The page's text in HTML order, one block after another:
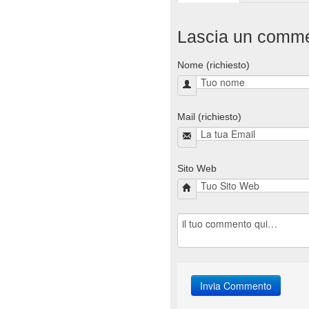
Lascia un
Nome (richiesto)
Mail (richiesto)
Sito Web